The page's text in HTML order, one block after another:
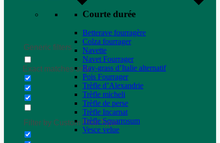
Generic filters
Exact matches only
Filter by Custom Post Type
Courte durée
Betterave fourragère
Colza fourrager
Navette
Navet Fourrager
Ray-grass d’Italie alternatif
Pois Fourrager
Trèfle d’Alexandrie
Trèfle micheli
Trèfle de perse
Trèfle Incarnat
Trèfle Squarrosum
Vesce velue